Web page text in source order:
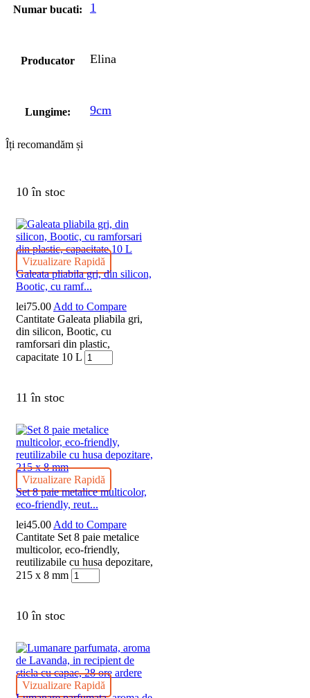
Numar bucati: 1
Producator Elina
Lungime: 9cm
Îți recomandăm și
10 în stoc
Vizualizare Rapidă
Galeata pliabila gri, din silicon,
Bootic, cu ramf...
lei75.00 Add to Compare
Cantitate Galeata pliabila gri,
din silicon, Bootic, cu
ramforsari din plastic,
capacitate 10 L
11 în stoc
Vizualizare Rapidă
Set 8 paie metalice multicolor,
eco-friendly, reut...
lei45.00 Add to Compare
Cantitate Set 8 paie metalice
multicolor, eco-friendly,
reutilizabile cu husa depozitare,
215 x 8 mm
10 în stoc
Vizualizare Rapidă